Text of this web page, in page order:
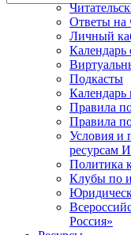
Ответы на
Личный
Календарь
Подкасты
Календарь
Правила
Правила
Условия и
ресурсам
Политика
Клубы по
Россия»